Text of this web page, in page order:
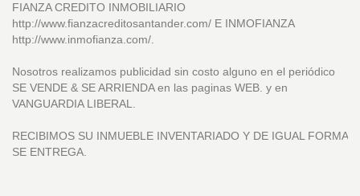
FIANZA CREDITO INMOBILIARIO
http://www.fianzacreditosantander.com/ E INMOFIANZA
http://www.inmofianza.com/.
Nosotros realizamos publicidad sin costo alguno en el periódico
SE VENDE & SE ARRIENDA en las paginas WEB. y en
VANGUARDIA LIBERAL.
RECIBIMOS SU INMUEBLE INVENTARIADO Y DE IGUAL FORMA
SE ENTREGA.